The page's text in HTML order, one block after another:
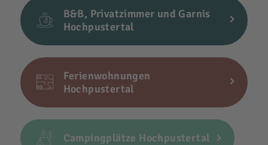
B&B, Privatzimmer und Garnis
Hochpustertal
Ferienwohnungen
Hochpustertal
Campingplätze Hochpustertal